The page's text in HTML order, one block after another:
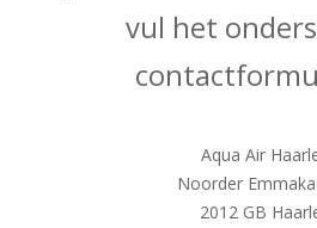
vul het
Aqua Air
Noorder
2012 GB